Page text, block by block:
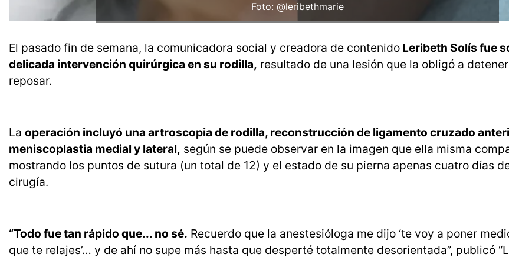
Foto: @leribethmarie
El pasado fin de semana, la comunicadora social y creadora de contenido Leribeth Solís fue
delicada intervención quirúrgica en su rodilla, resultado de una lesión que la obligó a
reposar.
La operación incluyó una artroscopia de rodilla, reconstrucción de ligamento cruzado
meniscoplastia medial y lateral, según se puede observar en la imagen que ella misma
mostrando los puntos de sutura (un total de 12) y el estado de su pierna apenas cuatro días
cirugía.
“Todo fue tan rápido que... no sé. Recuerdo que la anestesióloga me dijo ‘te voy a poner
que te relajes’… y de ahí no supe más hasta que desperté totalmente desorientada”, publicó